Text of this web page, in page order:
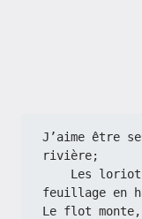
J’aime être
rivière;
feuillage en
Le flot